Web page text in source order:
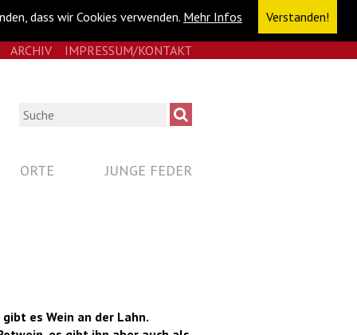
dass wir Cookies verwenden. Mehr Infos Verstanden!
ARCHIV IMPRESSUM/KONTAKT
Suche
ORTE JUNGE FEDER
es Wein an der Lahn.